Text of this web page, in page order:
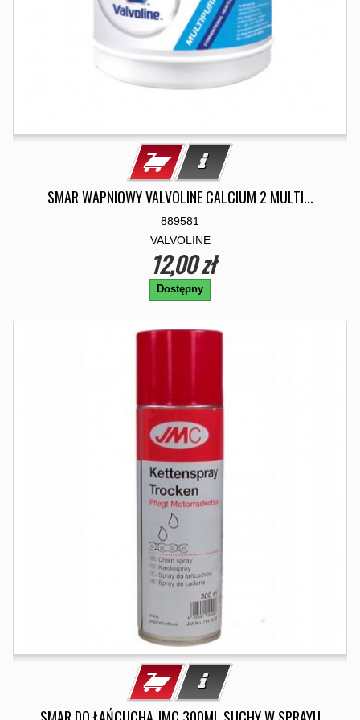
SMAR WAPNIOWY VALVOLINE CALCIUM 2 MULTI...
889581
VALVOLINE
12,00 zł
Dostępny